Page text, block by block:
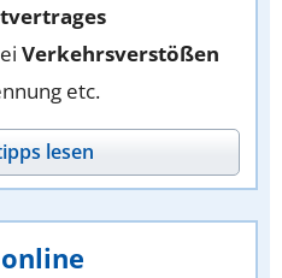
Verkehrsverstößen
etc.
lesen